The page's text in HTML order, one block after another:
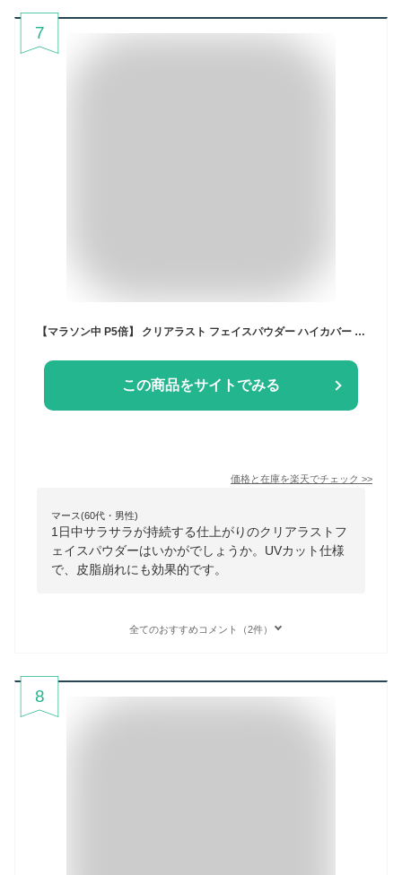
7
【マラソン中 P5倍】 クリアラスト フェイスパウダー ハイカバー N マットオークル おすすめ メイク ファンデーション コンシーラー フェイスパウダー UVカット SPF40 PA+++ 毛穴 色むら 汗 皮脂 テカリ 日本製 BCL
この商品をサイトでみる
価格と在庫を楽天でチェック >>
マース(60代・男性)
1日中サラサラが持続する仕上がりのクリアラストフ
ェイスパウダーはいかがでしょうか。UVカット仕様
で、皮脂崩れにも効果的です。
全てのおすすめコメント（2件）
8